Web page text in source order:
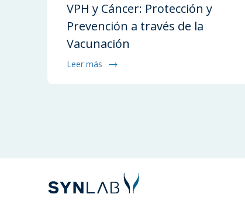
VPH y Cáncer: Protección y
Prevención a través de la
Vacunación
Leer más